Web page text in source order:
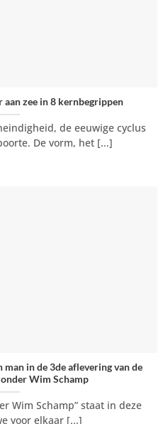
zee in 8 kernbegrippen
de eeuwige cyclus
De vorm, het [...]
in de 3de aflevering van de
Wim Schamp
Wim Schamp” staat in deze
voor elkaar [...]